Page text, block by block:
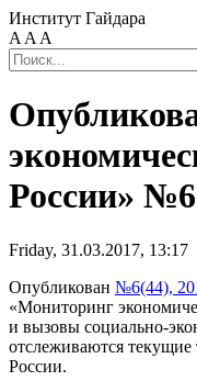
Институт Гайдара
A A A
России»
Friday, 31.03.2017, 13:17
Опубликован №6(44),
«Мониторинг
и вызовы социально-
отслеживаются
России.